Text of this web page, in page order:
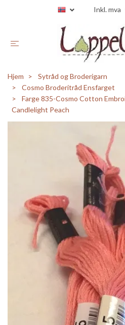
Inkl. mva
Hjem
Sytråd og Broderigarn
Cosmo Broderitråd Ensfarget
Farge 835-Cosmo Cotton
Candlelight Peach